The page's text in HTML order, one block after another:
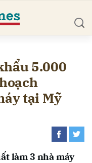
5.000
tại Mỹ
làm 3 nhà máy